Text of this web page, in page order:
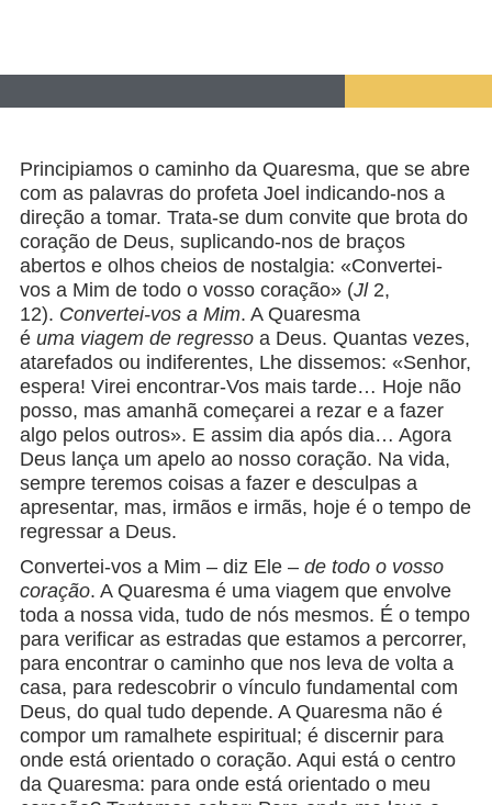
Principiamos o caminho da Quaresma, que se abre
com as palavras do profeta Joel indicando-nos a
direção a tomar. Trata-se dum convite que brota do
coração de Deus, suplicando-nos de braços
abertos e olhos cheios de nostalgia: «Convertei-
vos a Mim de todo o vosso coração» (Jl2,
12). Convertei-vos a Mim. A Quaresma
é uma viagem de regressoa Deus. Quantas vezes,
atarefados ou indiferentes, Lhe dissemos: «Senhor,
espera! Virei encontrar-Vos mais tarde… Hoje não
posso, mas amanhã começarei a rezar e a fazer
algo pelos outros». E assim dia após dia… Agora
Deus lança um apelo ao nosso coração. Na vida,
sempre teremos coisas a fazer e desculpas a
apresentar, mas, irmãos e irmãs, hoje é o tempo de
regressar a Deus.
Convertei-vos a Mim – diz Ele – de todo o vosso
coração. A Quaresma é uma viagem que envolve
toda a nossa vida, tudo de nós mesmos. É o tempo
para verificar as estradas que estamos a percorrer,
para encontrar o caminho que nos leva de volta a
casa, para redescobrir o vínculo fundamental com
Deus, do qual tudo depende. A Quaresma não é
compor um ramalhete espiritual; é discernir para
onde está orientado o coração. Aqui está o centro
da Quaresma: para onde está orientado o meu